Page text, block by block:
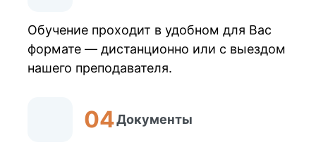
Обучение проходит в удобном для Вас
формате — дистанционно или с выездом
нашего преподавателя.
Документы